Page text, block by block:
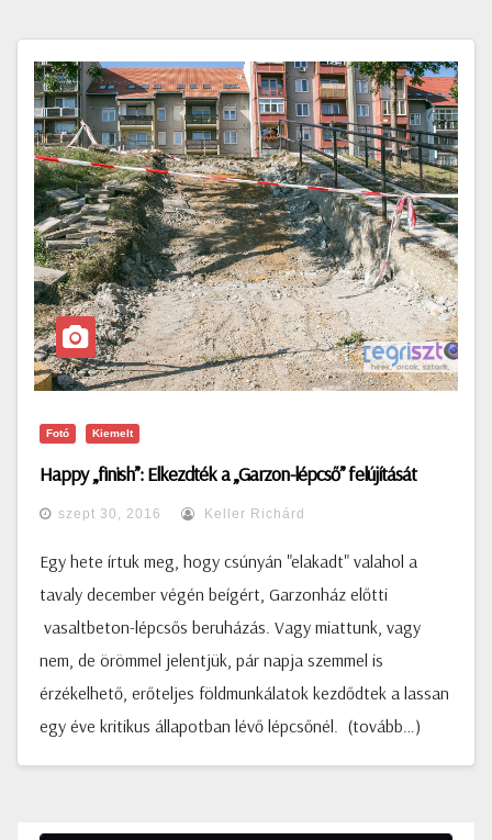
Fotó Kiemelt
Happy „finish”: Elkezdték a „Garzon-lépcső” felújítását
szept 30, 2016 Keller Richárd
Egy hete írtuk meg, hogy csúnyán "elakadt" valahol a
tavaly december végén beígért, Garzonház előtti
vasaltbeton-lépcsős beruházás. Vagy miattunk, vagy
nem, de örömmel jelentjük, pár napja szemmel is
érzékelhető, erőteljes földmunkálatok kezdődtek a lassan
egy éve kritikus állapotban lévő lépcsőnél. (tovább…)